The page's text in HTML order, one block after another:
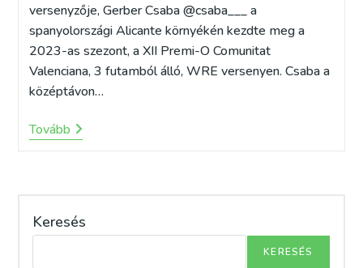
versenyzője, Gerber Csaba @csaba___ a
spanyolországi Alicante környékén kezdte meg a
2023-as szezont, a XII Premi-O Comunitat
Valenciana, 3 futamból álló, WRE versenyen. Csaba a
középtávon…
TovábbGerber
Csaba
Keresés
KERESÉS